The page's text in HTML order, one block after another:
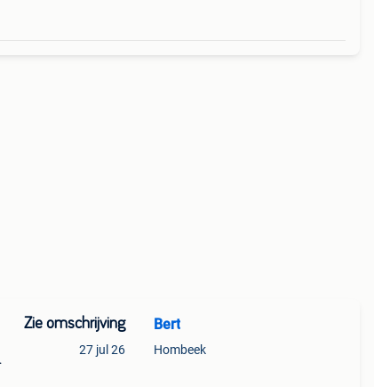
Zie omschrijving
27 jul 26
Bert
Hombeek